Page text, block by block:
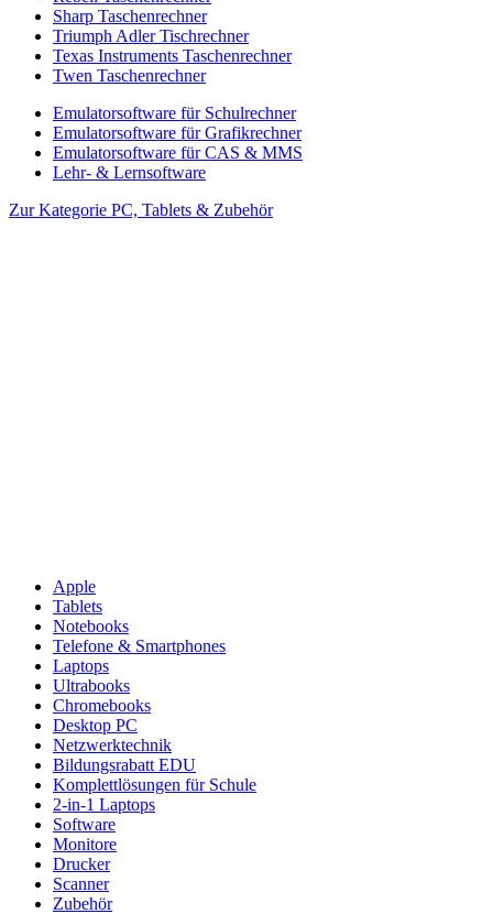
Sharp Taschenrechner
Triumph Adler Tischrechner
Texas Instruments Taschenrechner
Twen Taschenrechner
Emulatorsoftware für Schulrechner
Emulatorsoftware für Grafikrechner
Emulatorsoftware für CAS & MMS
Lehr- & Lernsoftware
Zur Kategorie PC, Tablets & Zubehör
Apple
Tablets
Notebooks
Telefone & Smartphones
Laptops
Ultrabooks
Chromebooks
Desktop PC
Netzwerktechnik
Bildungsrabatt EDU
Komplettlösungen für Schule
2-in-1 Laptops
Software
Monitore
Drucker
Scanner
Zubehör